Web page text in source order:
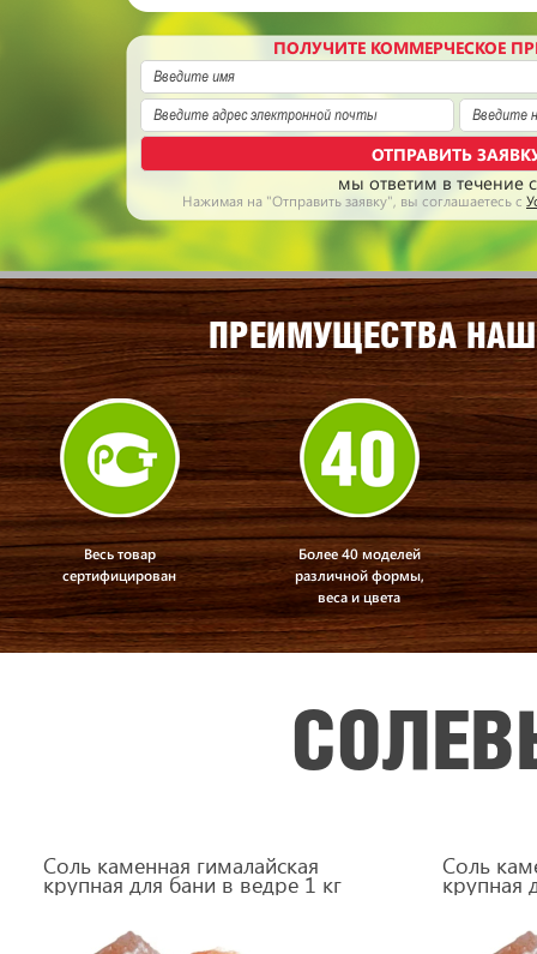
ПОЛУЧИТЕ КОММЕРЧЕСКОЕ
мы ответим в течение
Нажимая на "Отправить заявку", вы сог­лашаетесь с
ПРЕИМУЩЕСТВА
Весь товар
сертифицирован
Более 40 моделей
различной формы,
веса и цвета
Соль каменная гималайская
крупная для бани в ведре 1 кг
Соль
крупная